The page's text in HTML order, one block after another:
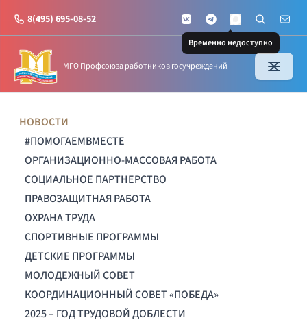
8(495) 695-08-52 VKontakteTelegramMAX
Временно недоступно
Поиск по
Почта
МГО Профсоюза работников госучреждений
НОВОСТИ
#ПОМОГАЕМВМЕСТЕ
ОРГАНИЗАЦИОННО-МАССОВАЯ РАБОТА
СОЦИАЛЬНОЕ ПАРТНЕРСТВО
ПРАВОЗАЩИТНАЯ РАБОТА
ОХРАНА ТРУДА
СПОРТИВНЫЕ ПРОГРАММЫ
ДЕТСКИЕ ПРОГРАММЫ
МОЛОДЕЖНЫЙ СОВЕТ
КООРДИНАЦИОННЫЙ СОВЕТ «ПОБЕДА»
2025 – ГОД ТРУДОВОЙ ДОБЛЕСТИ